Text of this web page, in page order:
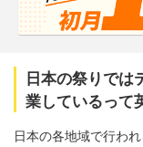
日本の祭りでは
業しているって
日本の各地域で行わ